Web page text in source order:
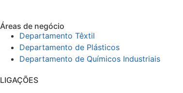
Áreas de negócio
Departamento Têxtil
Departamento de Plásticos
Departamento de Químicos Industriais
LIGAÇÕES